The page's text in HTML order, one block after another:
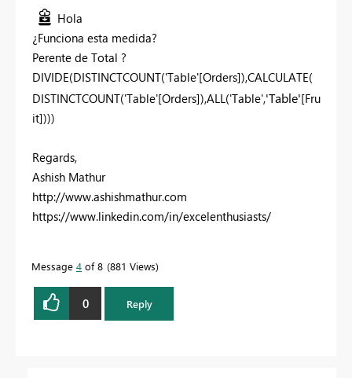
Hola
¿Funciona esta medida?
Perente de Total ?
DIVIDE(DISTINCTCOUNT('Table'[Orders]),CALCULATE(
DISTINCTCOUNT('Table'[Orders]),ALL('Table','Table'[Fru
it])))
Regards,
Ashish Mathur
http://www.ashishmathur.com
https://www.linkedin.com/in/excelenthusiasts/
Message 4 of 8 881 Views
0 Reply